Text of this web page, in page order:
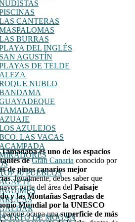
CANTERAS
BURRAS
DEL INGLÉS
SAN AGUSTÍN
DE TELDE
NUBLO
AZUAJE
AZULEJOS
LAS VACAS
ACAMPADA
10 PUEBLOS
DE MOGÁN
Tamadaba es uno de los espacios
deGran Canaria conocido por
de pinos canarios mejor
. Igualmente, debes saber que
parte del área del Paisaje
y las Montañas Sagradas de
Mundial por la UNESCO
parque ocupa unasuperficie de más